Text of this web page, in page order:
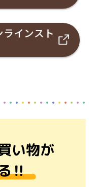
インスト
い物が
‼